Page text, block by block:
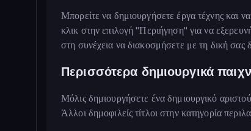
Μπορείτε να δημιουργήσετε έργα τέχνης και
κλικ στην επιλογή "Περιήγηση" για να
στη συνέχεια να διακοσμήσετε με τη δική
Περισσότερα δημιουργικά
Μόλις δημιουργήσετε ένα δημιουργικό
Άλλοι δημοφιλείς τίτλοι στην κατηγορία